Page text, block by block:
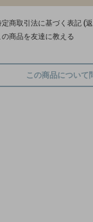
定商取引法に基づく表記 (
の商品を友達に教える
この商品について